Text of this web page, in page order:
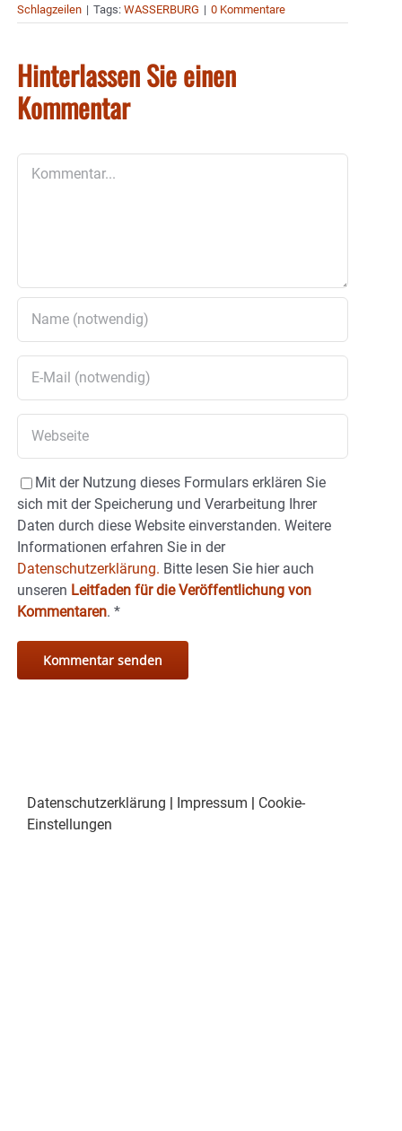
Schlagzeilen | Tags: WASSERBURG | 0 Kommentare
Hinterlassen Sie einen
Kommentar
Mit der Nutzung dieses Formulars erklären Sie
sich mit der Speicherung und Verarbeitung Ihrer
Daten durch diese Website einverstanden. Weitere
Informationen erfahren Sie in der
Datenschutzerklärung. Bitte lesen Sie hier auch
unseren Leitfaden für die Veröffentlichung von
Kommentaren. *
Datenschutzerklärung | Impressum | Cookie-
Einstellungen